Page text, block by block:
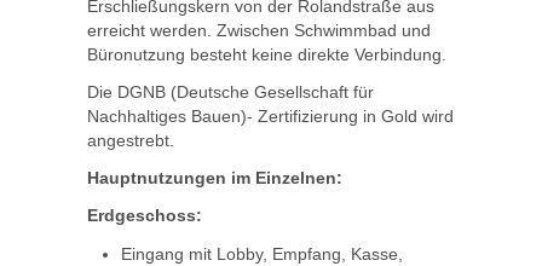
Erschließungskern von der Rolandstraße aus
erreicht werden. Zwischen Schwimmbad und
Büronutzung besteht keine direkte Verbindung.
Die DGNB (Deutsche Gesellschaft für
Nachhaltiges Bauen)- Zertifizierung in Gold wird
angestrebt.
Hauptnutzungen im Einzelnen:
Erdgeschoss:
Eingang mit Lobby, Empfang, Kasse,